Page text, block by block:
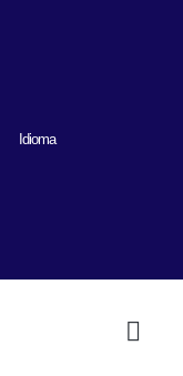
Idioma